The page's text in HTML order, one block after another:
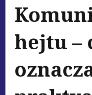
hejtu –